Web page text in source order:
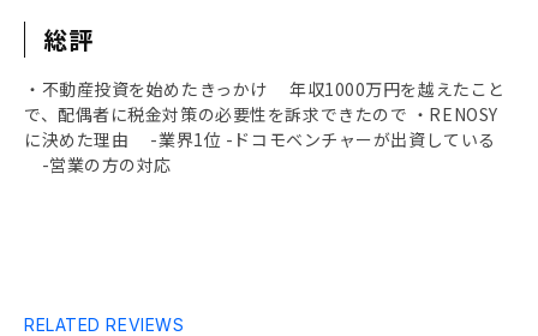
総評
・不動産投資を始めたきっかけ 年収1000万円を越えたこと
で、配偶者に税金対策の必要性を訴求できたので ・RENOSY
に決めた理由 -業界1位 -ドコモベンチャーが出資している
-営業の方の対応
RELATED REVIEWS